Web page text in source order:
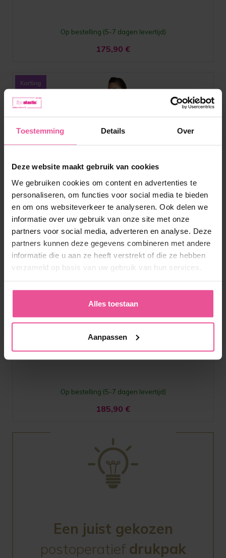
Toestemming Details Over
Deze website maakt gebruik van cookies
We gebruiken cookies om content en advertenties te
personaliseren, om functies voor social media te bieden
en om ons websiteverkeer te analyseren. Ook delen we
informatie over uw gebruik van onze site met onze
partners voor social media, adverteren en analyse. Deze
partners kunnen deze gegevens combineren met andere
informatie die u aan ze heeft verstrekt of die ze hebben
verzameld op basis van uw gebruik van hun services.
Alles toestaan
Aanpassen
Op bestelling (5-7 dagen levertijd)
175,90 €
MHD Comfort
Pak voor het gehele lichaam tot boven de knieën, mouwen,
rits aan de voorkant, open kruis
Op bestelling (5-7 dagen levertijd)
185,90 €
Een juist gekozen
postoperatief drukpak